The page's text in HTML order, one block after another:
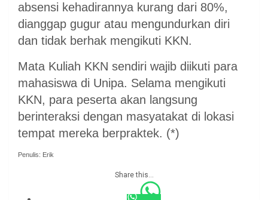
absensi kehadirannya kurang dari 80%,
dianggap gugur atau mengundurkan diri
dan tidak berhak mengikuti KKN.
Mata Kuliah KKN sendiri wajib diikuti para
mahasiswa di Unipa. Selama mengikuti
KKN, para peserta akan langsung
berinteraksi dengan masyatakat di lokasi
tempat mereka berpraktek. (*)
Penulis: Erik
Share this...